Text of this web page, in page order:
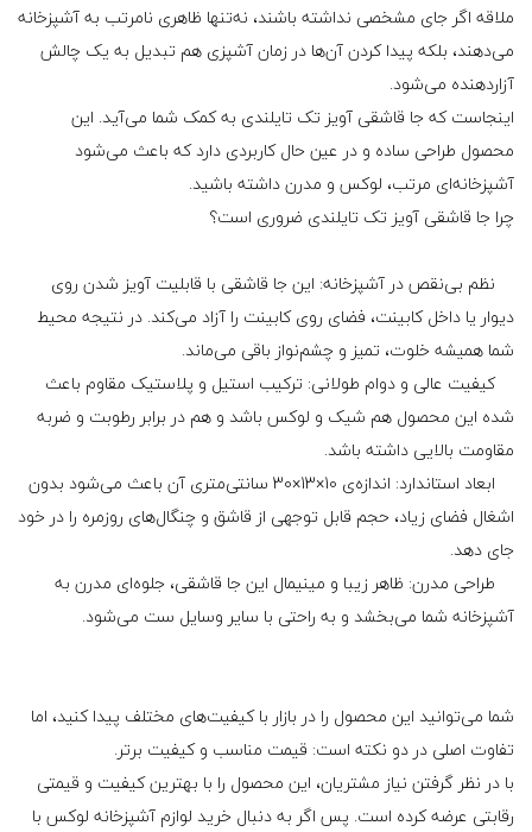
ملاقه اگر جای مشخصی نداشته باشند، نه‌تنها ظاهری نامرتب به آشپزخانه
می‌دهند، بلکه پیدا کردن آن‌ها در زمان آشپزی هم تبدیل به یک چالش
آزاردهنده می‌شود.
اینجاست که جا قاشقی آویز تک تایلندی به کمک شما می‌آید. این
محصول طراحی ساده و در عین حال کاربردی دارد که باعث می‌شود
آشپزخانه‌ای مرتب، لوکس و مدرن داشته باشید.
چرا جا قاشقی آویز تک تایلندی ضروری است؟
نظم بی‌نقص در آشپزخانه: این جا قاشقی با قابلیت آویز شدن روی
دیوار یا داخل کابینت، فضای روی کابینت را آزاد می‌کند. در نتیجه محیط
شما همیشه خلوت، تمیز و چشم‌نواز باقی می‌ماند.
کیفیت عالی و دوام طولانی: ترکیب استیل و پلاستیک مقاوم باعث
شده این محصول هم شیک و لوکس باشد و هم در برابر رطوبت و ضربه
مقاومت بالایی داشته باشد.
ابعاد استاندارد: اندازه‌ی 10×13×30 سانتی‌متری آن باعث می‌شود بدون
اشغال فضای زیاد، حجم قابل توجهی از قاشق و چنگال‌های روزمره را در خود
جای دهد.
طراحی مدرن: ظاهر زیبا و مینیمال این جا قاشقی، جلوه‌ای مدرن به
آشپزخانه شما می‌بخشد و به راحتی با سایر وسایل ست می‌شود.
شما می‌توانید این محصول را در بازار با کیفیت‌های مختلف پیدا کنید، اما
تفاوت اصلی در دو نکته است: قیمت مناسب و کیفیت برتر.
با در نظر گرفتن نیاز مشتریان، این محصول را با بهترین کیفیت و قیمتی
رقابتی عرضه کرده است. پس اگر به دنبال خرید لوازم آشپزخانه لوکس با